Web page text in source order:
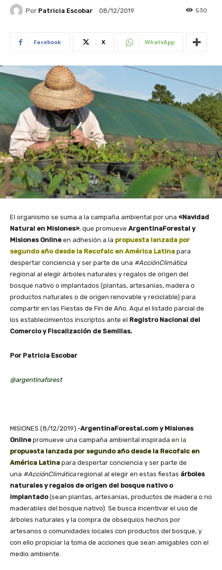
Por Patricia Escobar 08/12/2019 530
Facebook X WhatsApp
El organismo se suma a la campaña ambiental por una «Navidad
Natural en Misiones», que promueve ArgentinaForestal y
Misiones Online en adhesión a la propuesta lanzada por
segundo año desde la Recofalc en América Latina para
despertar conciencia y ser parte de una #AcciónClimática
regional al elegir árboles naturales y regalos de origen del
bosque nativo o implantados (plantas, artesanías, madera o
productos naturales o de origen renovable y reciclable) para
compartir en las Fiestas de Fin de Año. Aquí el listado parcial de
los establecimientos inscriptos ante el Registro Nacional del
Comercio y Fiscalización de Semillas.
Por Patricia Escobar
@argentinaforest
MISIONES (8/12/2019).-ArgentinaForestal.com y Misiones
Online promueve una campaña ambiental inspirada en la
propuesta lanzada por segundo año desde la Recofalc en
América Latina para despertar conciencia y ser parte de
una #AcciónClimáticaregional al elegir en estas fiestas árboles
naturales y regalos de origen del bosque nativo o
implantado(sean plantas, artesanías, productos de madera o no
maderables del bosque nativo). Se busca incentivar el uso de
árboles naturales y la compra de obsequios hechos por
artesanos o comunidades locales con productos del bosque, y
con ello propiciar la toma de acciones que sean amigables con el
medio ambiente.